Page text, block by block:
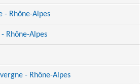
- Rhône-Alpes
- Rhône-Alpes
- Rhône-Alpes